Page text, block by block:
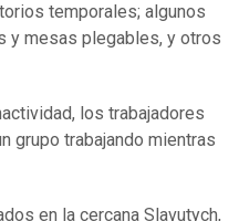
temporales; algunos
y mesas plegables, y otros
los trabajadores
grupo trabajando mientras
en la cercana Slavutych,